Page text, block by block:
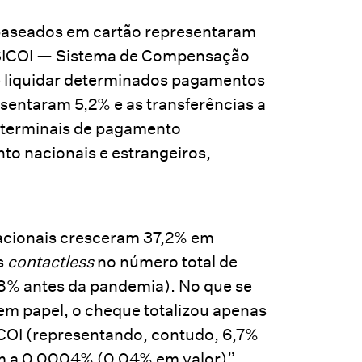
em cartão representaram
— Sistema de Compensação
determinados pagamentos
5,2% e as transferências a
de pagamento
nacionais e estrangeiros,
cresceram 37,2% em
contactlessno número total de
antes da pandemia). No que se
papel, o cheque totalizou apenas
(representando, contudo, 6,7%